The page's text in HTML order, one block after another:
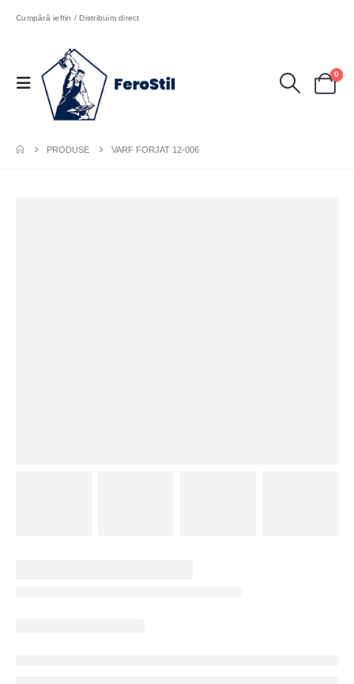
Cumpără ieftin / Distribuim direct
0
PRODUSE VARF FORJAT 12-006